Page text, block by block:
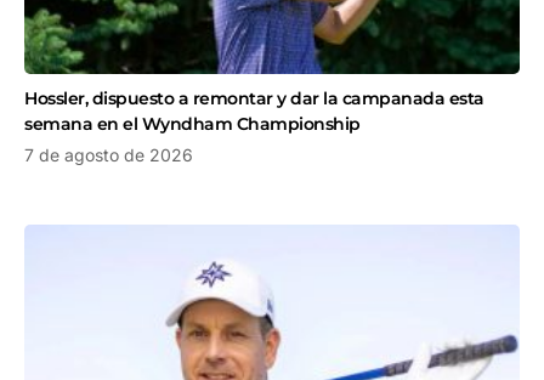
Hossler, dispuesto a remontar y dar la campanada esta
semana en el Wyndham Championship
7 de agosto de 2026